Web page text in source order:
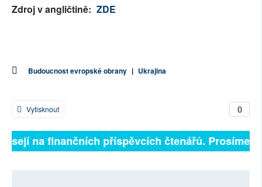
Zdroj v angličtině: ZDE
Budoucnost evropské obrany | Ukrajina
0
Vytisknout
na finančních příspěvcích čtenářů. Prosíme,